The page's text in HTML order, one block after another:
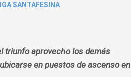
SANTAFESINA
triunfo aprovecho los demás
en puestos de ascenso en